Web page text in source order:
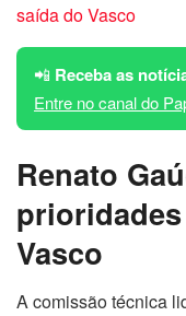
saída do Vasco
📲 Receba as
Entre no canal do
Renato
Vasco
A comissão técnica